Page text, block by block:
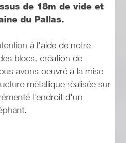
de 18m de vide et
du Pallas.
à l'aide de notre
blocs, création de
avons oeuvré à la mise
métallique réalisée sur
l'endroit d'un